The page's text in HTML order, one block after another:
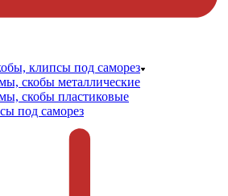
клипсы под саморез
скобы металлические
скобы пластиковые
под саморез